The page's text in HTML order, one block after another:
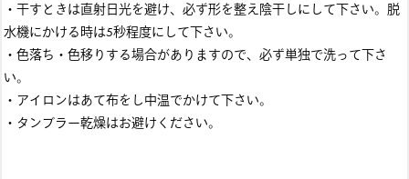
・干すときは直射日光を避け、必ず形を整え陰干しにして下さい。脱
水機にかける時は5秒程度にして下さい。
・色落ち・色移りする場合がありますので、必ず単独で洗って下さ
い。
・アイロンはあて布をし中温でかけて下さい。
・タンブラー乾燥はお避けください。